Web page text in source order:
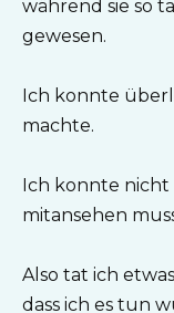
während sie so
gewesen.
Ich konnte
machte.
Ich konnte nicht
mitansehen
Also tat ich
dass ich es tun